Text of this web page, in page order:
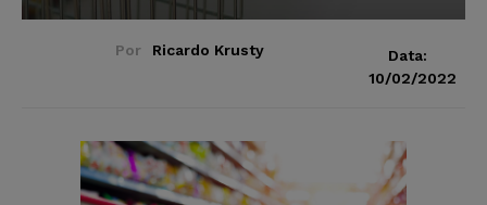
Por Ricardo Krusty
Data:
10/02/2022